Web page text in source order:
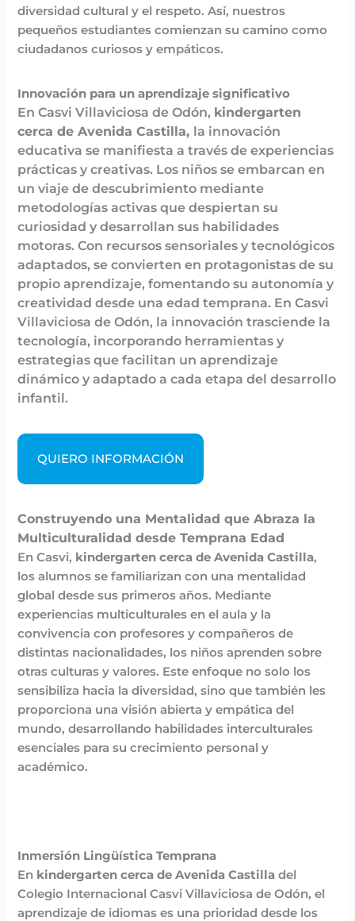
diversidad cultural y el respeto. Así, nuestros
pequeños estudiantes comienzan su camino como
ciudadanos curiosos y empáticos.
Innovación para un aprendizaje significativo
En Casvi Villaviciosa de Odón, kindergarten
cerca de Avenida Castilla, la innovación
educativa se manifiesta a través de experiencias
prácticas y creativas. Los niños se embarcan en
un viaje de descubrimiento mediante
metodologías activas que despiertan su
curiosidad y desarrollan sus habilidades
motoras. Con recursos sensoriales y tecnológicos
adaptados, se convierten en protagonistas de su
propio aprendizaje, fomentando su autonomía y
creatividad desde una edad temprana. En Casvi
Villaviciosa de Odón, la innovación trasciende la
tecnología, incorporando herramientas y
estrategias que facilitan un aprendizaje
dinámico y adaptado a cada etapa del desarrollo
infantil.
QUIERO INFORMACIÓN
Construyendo una Mentalidad que Abraza la
Multiculturalidad desde Temprana Edad
En Casvi, kindergarten cerca de Avenida Castilla,
los alumnos se familiarizan con una mentalidad
global desde sus primeros años. Mediante
experiencias multiculturales en el aula y la
convivencia con profesores y compañeros de
distintas nacionalidades, los niños aprenden sobre
otras culturas y valores. Este enfoque no solo los
sensibiliza hacia la diversidad, sino que también les
proporciona una visión abierta y empática del
mundo, desarrollando habilidades interculturales
esenciales para su crecimiento personal y
académico.
Inmersión Lingüística Temprana
En kindergarten cerca de Avenida Castilladel
Colegio Internacional Casvi Villaviciosa de Odón, el
aprendizaje de idiomas es una prioridad desde los